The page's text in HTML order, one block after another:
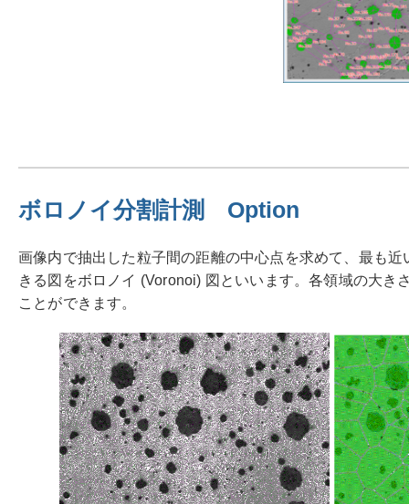
ボロノイ分割計測 Option
画像内で抽出した粒子間の距離の中心点を求めて、最も
きる図をボロノイ (Voronoi) 図といいます。各領域の大き
ことができます。